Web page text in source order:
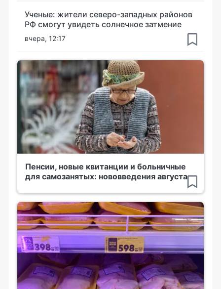
Ученые: жители северо-западных районов
РФ смогут увидеть солнечное затмение
вчера, 12:17
Пенсии, новые квитанции и больничные
для самозанятых: нововведения августа